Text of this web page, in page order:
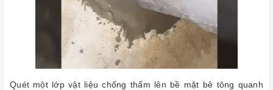
Quét một lớp vật liệu chống thấm lên bề mặt bê tông quanh